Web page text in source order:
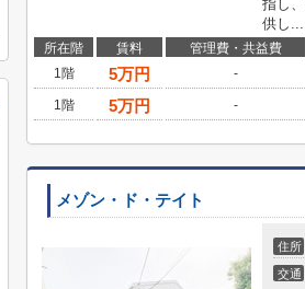
指し
供し...
所在階 賃料 管理費・共益費
1階
5万円 -
1階
5万円 -
メゾン・ド・テイト
住所
交通